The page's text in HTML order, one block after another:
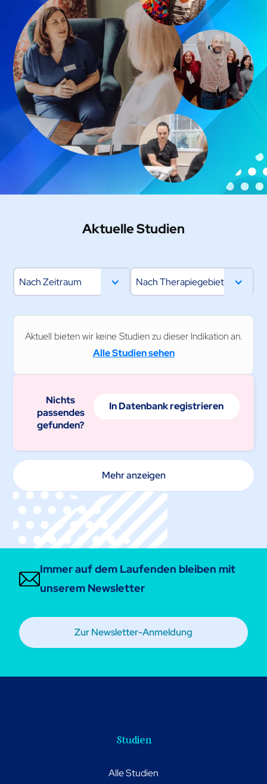
Aktuelle Studien
Nach Zeitraum Nach Therapiegebiet
Aktuell bieten wir keine Studien zu dieser Indikation an.
Alle Studien sehen
Nichts
passendes
gefunden?
In Datenbank registrieren
Mehr anzeigen
Immer auf dem Laufenden bleiben mit
unserem Newsletter
Zur Newsletter-Anmeldung
Studien
Alle Studien